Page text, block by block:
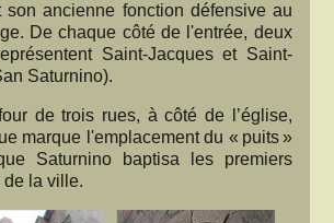
son ancienne fonction défensive au
De chaque côté de l'entrée, deux
Saint-Jacques et Saint-
Saturnino).
de trois rues, à côté de l’église,
marque l'emplacement du « puits »
Saturnino baptisa les premiers
de la ville.